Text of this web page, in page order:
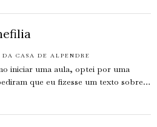
DA CASA DE ALPENDRE
iniciar uma aula, optei por uma
que eu fizesse um texto sobre…